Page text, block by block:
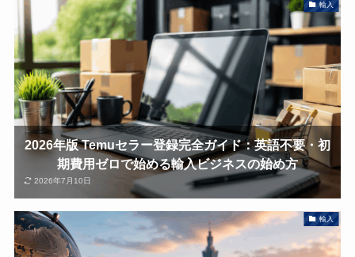
輸入
2026年版 Temuセラー登録完全ガイド：英語不要・初
期費用ゼロで始める輸入ビジネスの始め方
2026年7月10日
輸入